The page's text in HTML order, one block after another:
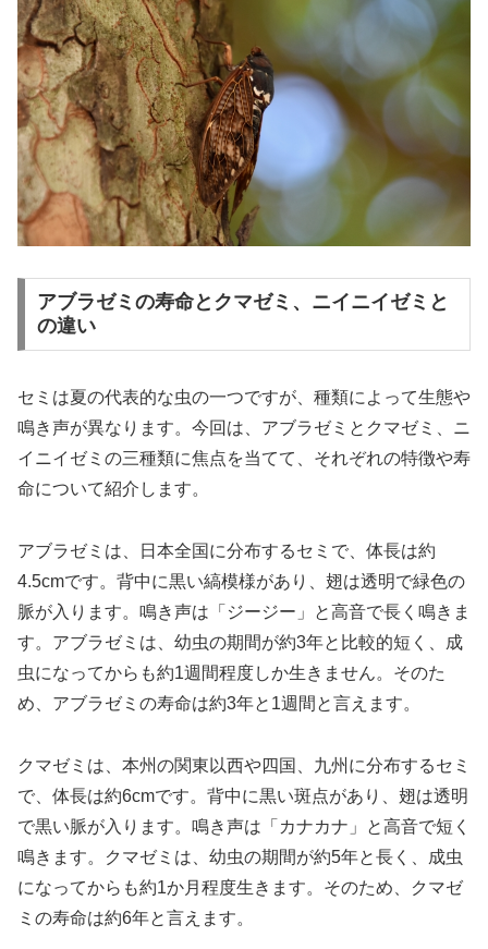
アブラゼミの寿命とクマゼミ、ニイニイゼミと
の違い
セミは夏の代表的な虫の一つですが、種類によって生態や
鳴き声が異なります。今回は、アブラゼミとクマゼミ、ニ
イニイゼミの三種類に焦点を当てて、それぞれの特徴や寿
命について紹介します。
アブラゼミは、日本全国に分布するセミで、体長は約
4.5cmです。背中に黒い縞模様があり、翅は透明で緑色の
脈が入ります。鳴き声は「ジージー」と高音で長く鳴きま
す。アブラゼミは、幼虫の期間が約3年と比較的短く、成
虫になってからも約1週間程度しか生きません。そのた
め、アブラゼミの寿命は約3年と1週間と言えます。
クマゼミは、本州の関東以西や四国、九州に分布するセミ
で、体長は約6cmです。背中に黒い斑点があり、翅は透明
で黒い脈が入ります。鳴き声は「カナカナ」と高音で短く
鳴きます。クマゼミは、幼虫の期間が約5年と長く、成虫
になってからも約1か月程度生きます。そのため、クマゼ
ミの寿命は約6年と言えます。